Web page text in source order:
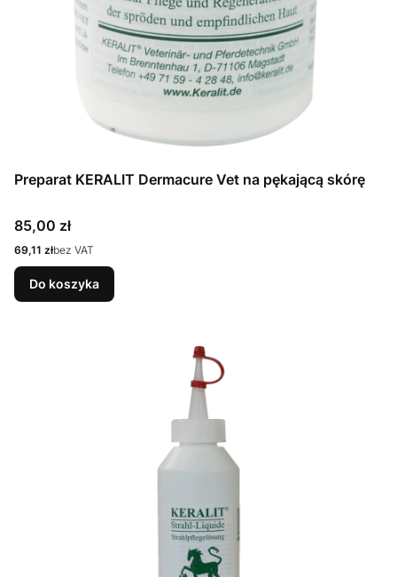
Preparat KERALIT Dermacure Vet na pękającą skórę
Cena
85,00 zł
Cena
69,11 złbez VAT
Do koszyka